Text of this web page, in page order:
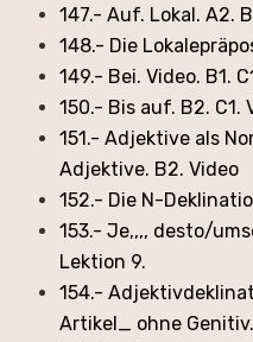
147.- Auf. Lokal. A2.
148.- Die
149.- Bei. Video. B1.
150.- Bis auf. B2. C1.
151.- Adjektive als
Adjektive. B2. Video
152.- Die N-
153.- Je,,,, desto/
Lektion 9.
154.-
Artikel_ ohne